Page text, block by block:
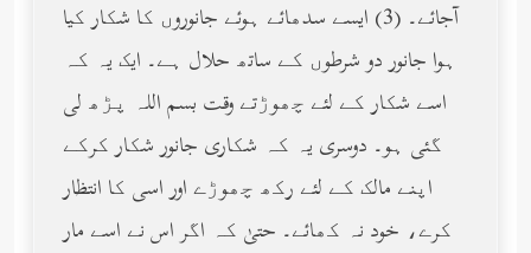
آجائے۔ (3) ایسے سدھائے ہوئے جانوروں کا شکار کیا
ہوا جانور دو شرطوں کے ساتھ حلال ہے۔ ایک یہ کہ
اسے شکار کے لئے چھوڑتے وقت بسم اللہ پڑھ لی
گئی ہو۔ دوسری یہ کہ شکاری جانور شکار کرکے
اپنے مالک کے لئے رکھ چھوڑے اور اسی کا انتظار
کرے، خود نہ کھائے۔ حتیٰ کہ اگر اس نے اسے مار